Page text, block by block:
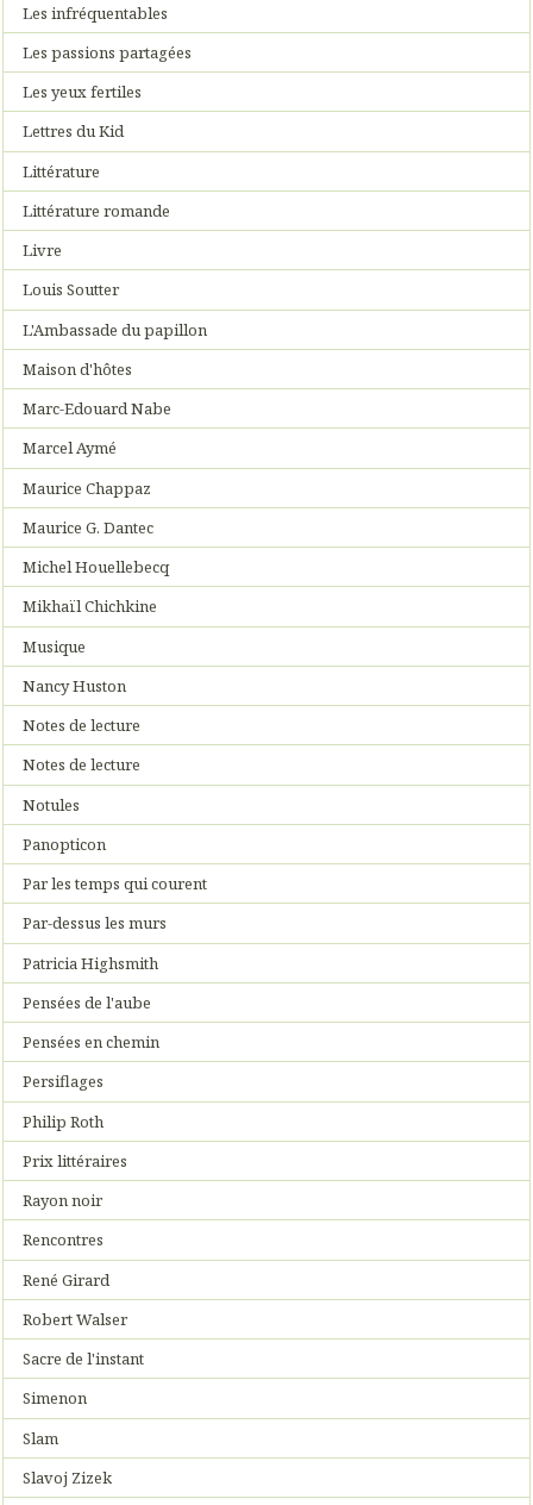
Les infréquentables
Les passions partagées
Les yeux fertiles
Lettres du Kid
Littérature
Littérature romande
Livre
Louis Soutter
L'Ambassade du papillon
Maison d'hôtes
Marc-Edouard Nabe
Marcel Aymé
Maurice Chappaz
Maurice G. Dantec
Michel Houellebecq
Mikhaïl Chichkine
Musique
Nancy Huston
Notes de lecture
Notes de lecture
Notules
Panopticon
Par les temps qui courent
Par-dessus les murs
Patricia Highsmith
Pensées de l'aube
Pensées en chemin
Persiflages
Philip Roth
Prix littéraires
Rayon noir
Rencontres
René Girard
Robert Walser
Sacre de l'instant
Simenon
Slam
Slavoj Zizek